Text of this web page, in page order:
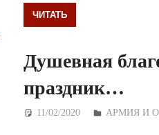
ЧИТАТЬ
Душевная
праздник…
11/02/2020 Дежурный
АРМИЯ И